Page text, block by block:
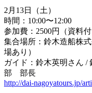
2月13日（土）
時間：10:00〜12:00
参加費：2500円（資料付
集合場所：鈴木造船株
場あり）
ガイド：鈴木英明さん /
部 部長
http://dai-nagoyatours.jp/